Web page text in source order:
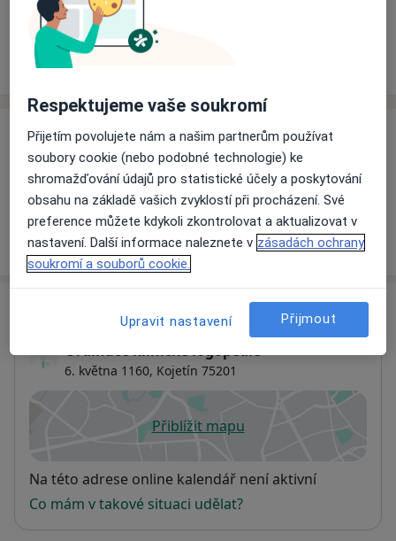
Ceník
Ceník
Informace o službách a cenách nejsou k dispozici
Tento specialista ještě nepřidával žádné informace o
svých službách.
Ordinace klinické logopedie
6. května 1160, Kojetín 75201
Přiblížit mapuse otevře v nové záložce
Dostupnost
Na této adrese online kalendář není aktivní
Co mám v takové situaci udělat?
Respektujeme vaše soukromí
Přijetím povolujete nám a našim partnerům používat
soubory cookie (nebo podobné technologie) ke
shromažďování údajů pro statistické účely a poskytování
obsahu na základě vašich zvyklostí při procházení. Své
preference můžete kdykoli zkontrolovat a aktualizovat v
nastavení. Další informace naleznete v zásadách ochrany
soukromí a souborů cookie.
Upravit nastavení Přijmout